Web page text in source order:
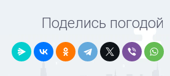
Поделись погодой